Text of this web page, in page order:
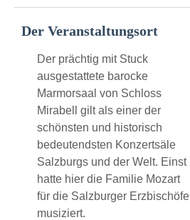
Der Veranstaltungsort
Der prächtig mit Stuck
ausgestattete barocke
Marmorsaal von Schloss
Mirabell gilt als einer der
schönsten und historisch
bedeutendsten Konzertsäle
Salzburgs und der Welt. Einst
hatte hier die Familie Mozart
für die Salzburger Erzbischöfe
musiziert.